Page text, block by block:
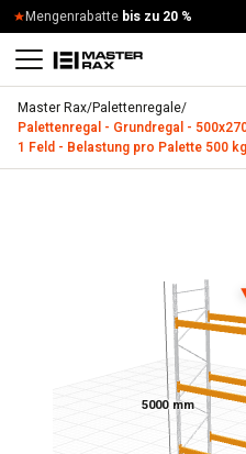
Zum Inhalt springen
Mengenrabatte bis zu 20 %
Master Rax/Palettenregale/
Palettenregal - Grundregal -
1 Feld - Belastung pro Palette 500 kg
5000 mm